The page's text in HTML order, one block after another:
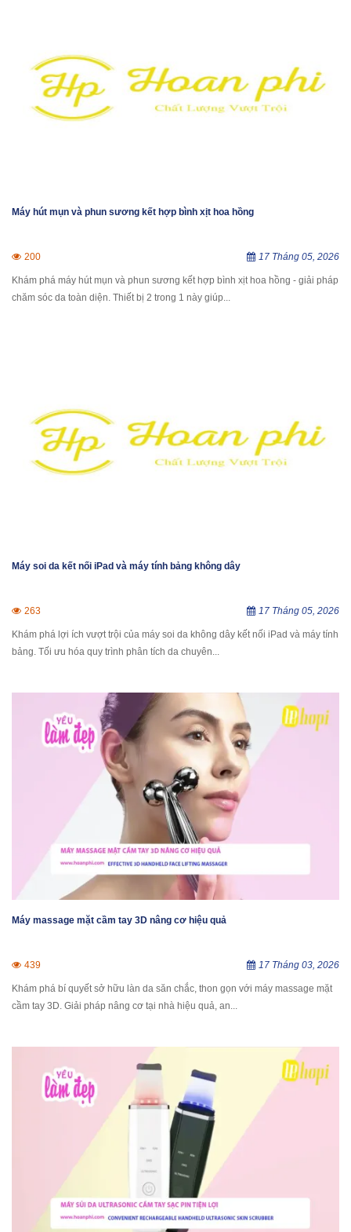
Máy hút mụn và phun sương kết hợp bình xịt hoa hồng
200 17 Tháng 05, 2026
Khám phá máy hút mụn và phun sương kết hợp bình xịt hoa hồng - giải pháp
chăm sóc da toàn diện. Thiết bị 2 trong 1 này giúp...
Máy soi da kết nối iPad và máy tính bảng không dây
263 17 Tháng 05, 2026
Khám phá lợi ích vượt trội của máy soi da không dây kết nối iPad và máy tính
bảng. Tối ưu hóa quy trình phân tích da chuyên...
Máy massage mặt cầm tay 3D nâng cơ hiệu quả
439 17 Tháng 03, 2026
Khám phá bí quyết sở hữu làn da săn chắc, thon gọn với máy massage mặt
cầm tay 3D. Giải pháp nâng cơ tại nhà hiệu quả, an...